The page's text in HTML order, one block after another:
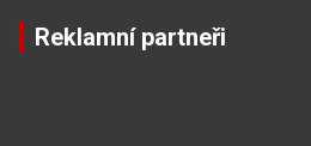
Reklamní partneři